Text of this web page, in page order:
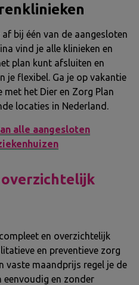
bij één van de aangesloten
vind je alle klinieken en
plan kunt afsluiten en
je flexibel. Ga je op vakantie
met het Dier en Zorg Plan
locaties in Nederland.
alle aangesloten
en overzichtelijk
en preventieve zorg
vaste maandprijs regel je de
eenvoudig en zonder